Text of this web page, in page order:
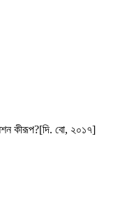
কীরূপ?[দি. বাে, ২০১৭]